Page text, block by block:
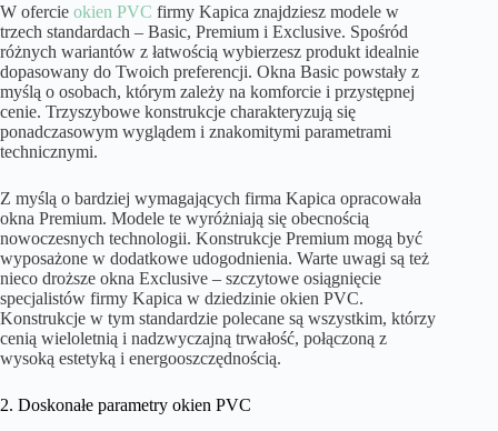
W ofercie okien PVC firmy Kapica znajdziesz modele w
trzech standardach – Basic, Premium i Exclusive. Spośród
różnych wariantów z łatwością wybierzesz produkt idealnie
dopasowany do Twoich preferencji. Okna Basic powstały z
myślą o osobach, którym zależy na komforcie i przystępnej
cenie. Trzyszybowe konstrukcje charakteryzują się
ponadczasowym wyglądem i znakomitymi parametrami
technicznymi.
Z myślą o bardziej wymagających firma Kapica opracowała
okna Premium. Modele te wyróżniają się obecnością
nowoczesnych technologii. Konstrukcje Premium mogą być
wyposażone w dodatkowe udogodnienia. Warte uwagi są też
nieco droższe okna Exclusive – szczytowe osiągnięcie
specjalistów firmy Kapica w dziedzinie okien PVC.
Konstrukcje w tym standardzie polecane są wszystkim, którzy
cenią wieloletnią i nadzwyczajną trwałość, połączoną z
wysoką estetyką i energooszczędnością.
2. Doskonałe parametry okien PVC